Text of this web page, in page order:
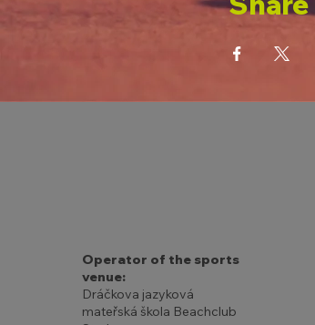
Operator of the sports
venue:
Dráčkova jazyková
mateřská škola Beachclub